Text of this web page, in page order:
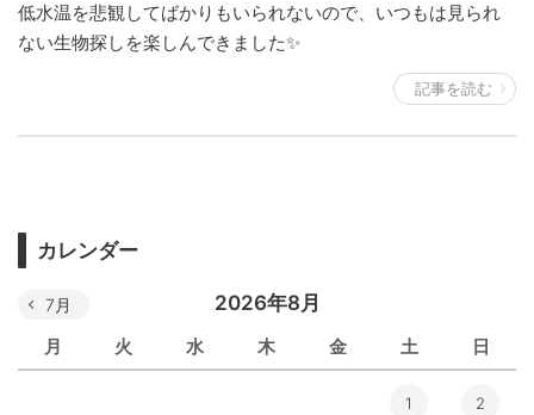
低水温を悲観してばかりもいられないので、いつもは見られ
ない生物探しを楽しんできました✨
記事を読む
カレンダー
2026年8月
月 火 水 木 金 土 日
7月
1 2